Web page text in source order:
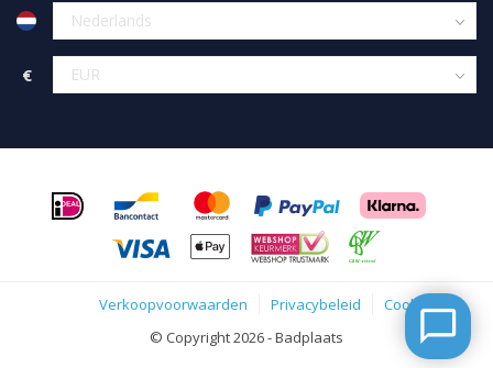
€
Verkoopvoorwaarden Privacybeleid
Cookies
© Copyright 2026 - Badplaats